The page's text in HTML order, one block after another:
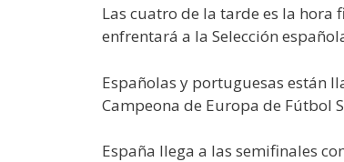
Las cuatro de la tarde es la
enfrentará a la Selección
Españolas y portuguesas están
Campeona de Europa de Fútbol
España llega a las semifinales